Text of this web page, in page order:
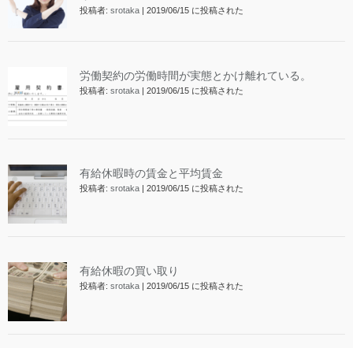
投稿者: srotaka | 2019/06/15 に投稿された
労働契約の労働時間が実態とかけ離れている。
投稿者: srotaka | 2019/06/15 に投稿された
有給休暇時の賃金と平均賃金
投稿者: srotaka | 2019/06/15 に投稿された
有給休暇の買い取り
投稿者: srotaka | 2019/06/15 に投稿された